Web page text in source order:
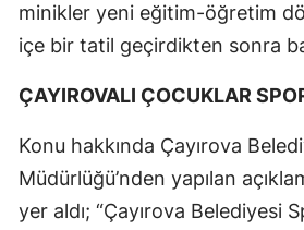
minikler yeni eğitim-öğretim
içe bir tatil geçirdikten sonra
ÇAYIROVALI ÇOCUKLAR
Konu hakkında Çayırova
Müdürlüğü’nden yapılan
yer aldı; “Çayırova Belediyesi